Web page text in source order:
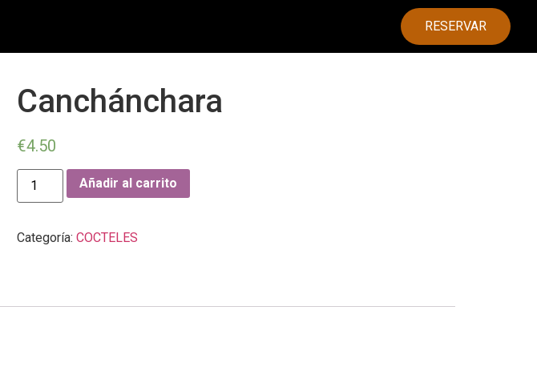
RESERVAR
Canchánchara
€4.50
Añadir al carrito
Categoría: COCTELES